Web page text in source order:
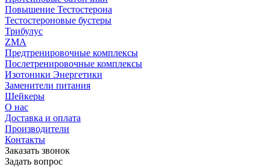
Повышение Тестостерона
Тестостероновые бустеры
Трибулус
ZMA
Предтренировочные комплексы
Послетренировочные комплексы
Изотоники Энергетики
Заменители питания
Шейкеры
О нас
Доставка и оплата
Производители
Контакты
Заказать звонок
Задать вопрос